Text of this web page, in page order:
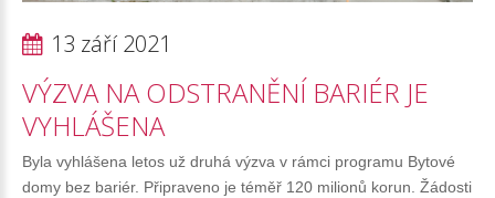
13 září 2021
VÝZVA NA ODSTRANĚNÍ BARIÉR JE
VYHLÁŠENA
Byla vyhlášena letos už druhá výzva v rámci programu Bytové
domy bez bariér. Připraveno je téměř 120 milionů korun. Žádosti